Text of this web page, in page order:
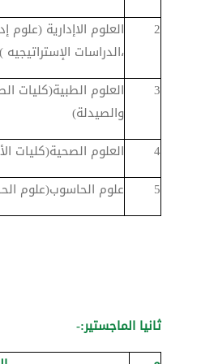
2
العلوم الاإدارية (علوم
،الدراسات الإستراتيجيه )
3
العلوم الطبية(كليات
والصيدلة)
4 العلوم الصحية(كليات
5
علوم الحاسوب(علوم
ثانيا الماجستير:-